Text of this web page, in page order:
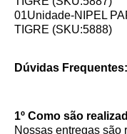
01Unidade-NIPEL
TIGRE (SKU:5888)
Dúvidas Frequentes:
1º Como são
Nossas entregas são